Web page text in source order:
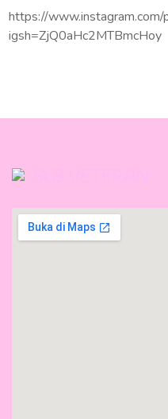
https://www.instagram.com/
igsh=ZjQ0aHc2MTBmcHoy